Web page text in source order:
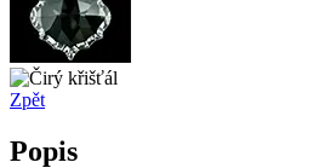
Zpět
Popis